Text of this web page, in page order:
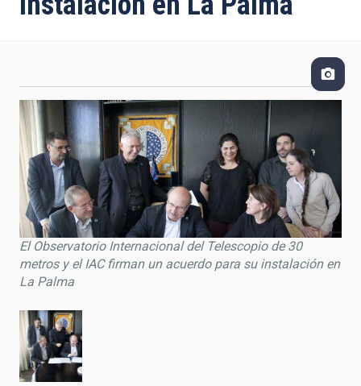
El Observatorio Internacional del Telescopio de 30
metros y el IAC firman un acuerdo para su instalación en
La Palma